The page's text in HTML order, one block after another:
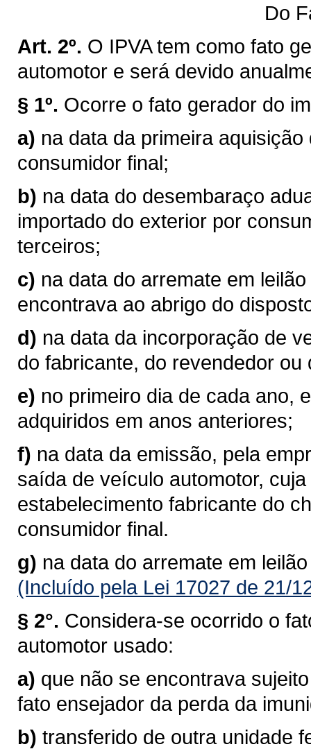
Do
Art. 2º. O IPVA tem como fato
automotor e será devido
§ 1º. Ocorre o fato gerador do
a) na data da primeira
consumidor final;
b) na data do desembaraço
importado do exterior por
terceiros;
c) na data do arremate em
encontrava ao abrigo do
d) na data da incorporação de
do fabricante, do revendedor ou
e) no primeiro dia de cada ano,
adquiridos em anos anteriores;
f) na data da emissão, pela
saída de veículo automotor,
estabelecimento fabricante do
consumidor final.
g) na data do arremate em
(Incluído pela Lei 17027 de 21/
§ 2°. Considera-se ocorrido o
automotor usado:
a) que não se encontrava
fato ensejador da perda da
b) transferido de outra unidade